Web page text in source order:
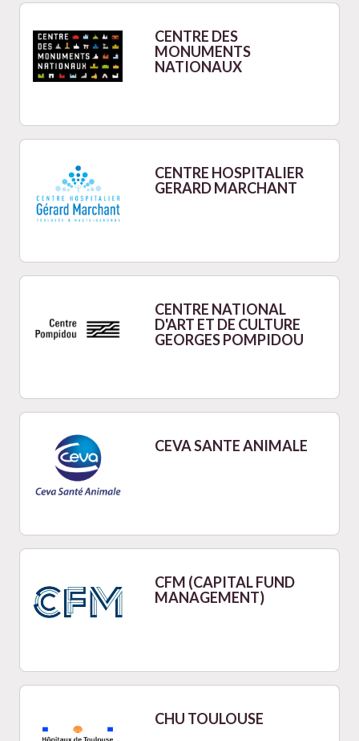
CENTRE DES
MONUMENTS
NATIONAUX
CENTRE HOSPITALIER
GERARD MARCHANT
CENTRE NATIONAL
D'ART ET DE CULTURE
GEORGES POMPIDOU
CEVA SANTE ANIMALE
CFM (CAPITAL FUND
MANAGEMENT)
CHU TOULOUSE